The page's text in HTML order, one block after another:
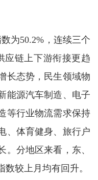
为50.2%，连续三个
应链上下游衔接更趋
长态势，民生领域物
能源汽车制造、电子
等行业物流需求保持
、体育健身、旅行户
。分地区来看，东、
较上月均有回升。